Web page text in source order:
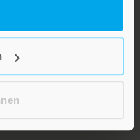
Irische
zum Thema älter